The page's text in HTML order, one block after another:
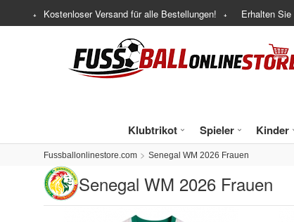
Kostenloser Versand für alle Bestellungen! Erhalten Sie
Klubtrikot Spieler Kinder
Fussballonlinestore.com Senegal WM 2026 Frauen
Senegal WM 2026 Frauen